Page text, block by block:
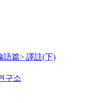
篇> 譯註(下)
구소